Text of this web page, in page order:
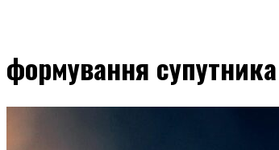
формування супутника